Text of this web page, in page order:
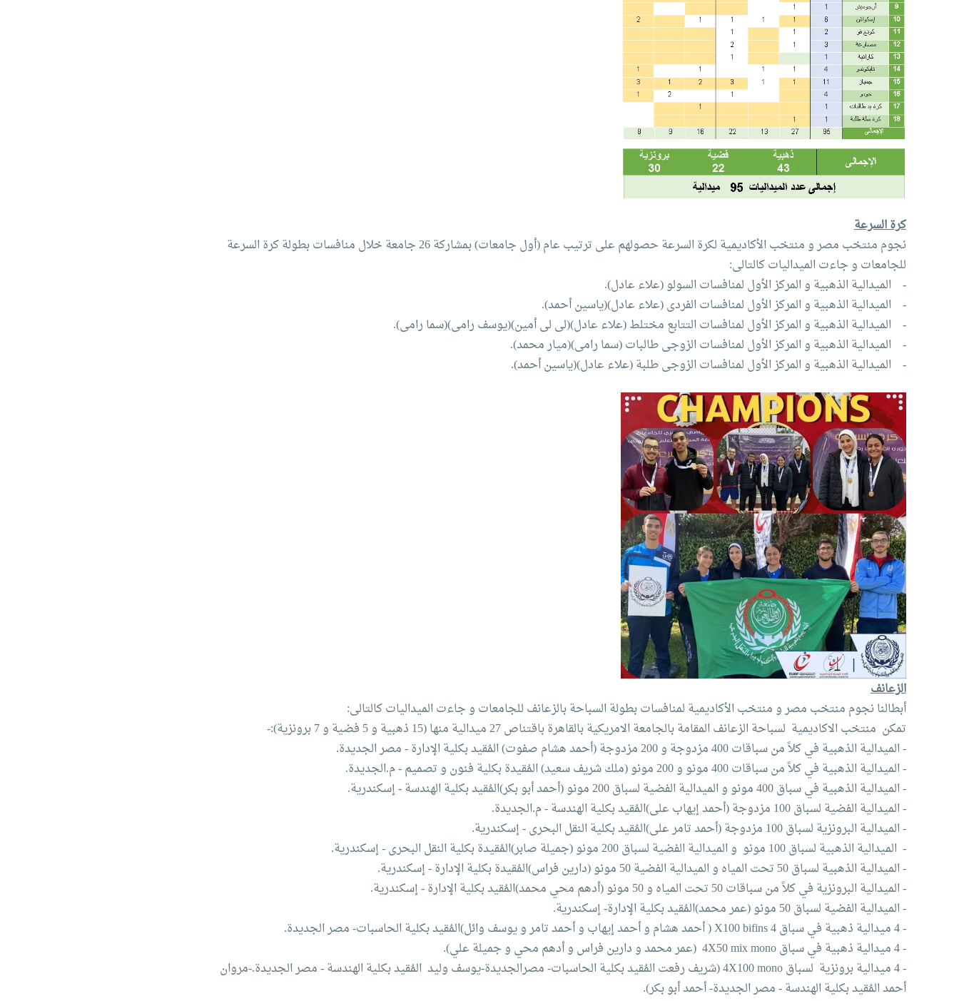
كرة السرعة
نجوم منتخب مصر و منتخب الأكاديمية لكرة السرعة حصولهم على ترتيب عام (أول جامعات) بمشاركة 26 جامعة خلال منافسات بطولة كرة السرعة
للجامعات و جاءت الميداليات كالتالى:
- الميدالية الذهبية و المركز الأول لمنافسات السولو (علاء عادل).
- الميدالية الذهبية و المركز الأول لمنافسات الفردى (علاء عادل)(ياسين أحمد).
- الميدالية الذهبية و المركز الأول لمنافسات التتابع مختلط (علاء عادل)(لى لى أمين)(يوسف رامى)(سما رامى).
- الميدالية الذهبية و المركز الأول لمنافسات الزوجى طالبات (سما رامى)(ميار محمد).
- الميدالية الذهبية و المركز الأول لمنافسات الزوجى طلبة (علاء عادل)(ياسين أحمد).
الزعانف
أبطالنا نجوم منتخب مصر و منتخب الأكاديمية لمنافسات بطولة السباحة بالزعانف للجامعات و جاءت الميداليات كالتالى:
تمكن منتخب الاكاديمية لسباحة الزعانف المقامة بالجامعة الامريكية بالقاهرة باقتناص 27 ميدالية منها (15 ذهبية و 5 فضية و 7 برونزية):-
- الميدالية الذهبية في كلاً من سباقات 400 مزدوجة و 200 مزدوجة (أحمد هشام صفوت) المُقيد بكلية الإدارة - مصر الجديدة.
- الميدالية الذهبية في كلاً من سباقات 400 مونو و 200 مونو (ملك شريف سعيد) المُقيدة بكلية فنون و تصميم - م.الجديدة.
- الميدالية الذهبية في سباق 400 مونو و الميدالية الفضية لسباق 200 مونو (أحمد أبو بكر)المُقيد بكلية الهندسة - إسكندرية.
- الميدالية الفضية لسباق 100 مزدوجة (أحمد إيهاب على)المُقيد بكلية الهندسة - م.الجديدة.
- الميدالية البرونزية لسباق 100 مزدوجة (أحمد تامر على)المُقيد بكلية النقل البحرى - إسكندرية.
- الميدالية الذهبية لسباق 100 مونو و الميدالية الفضية لسباق 200 مونو (جميلة صابر)المُقيدة بكلية النقل البحرى - إسكندرية.
- الميدالية الذهبية لسباق 50 تحت المياه و الميدالية الفضية 50 مونو (دارين فراس)المُقيدة بكلية الإدارة - إسكندرية.
- الميدالية البرونزية في كلاً من سباقات 50 تحت المياه و 50 مونو (أدهم محي محمد)المُقيد بكلية الإدارة - إسكندرية.
- الميدالية الفضية لسباق 50 مونو (عمر محمد)المُقيد بكلية الإدارة- إسكندرية.
- 4 ميدالية ذهبية في سباق 4 X100 bifins ( أحمد هشام و أحمد إيهاب و أحمد تامر و يوسف وائل)المُقيد بكلية الحاسبات- مصر الجديدة.
- 4 ميدالية ذهبية في سباق 4X50 mix mono (عمر محمد و دارين فراس و أدهم محي و جميلة علي).
- 4 ميدالية برونزية لسباق 4X100 mono (شريف رفعت المُقيد بكلية الحاسبات- مصرالجديدة-يوسف وليد المُقيد بكلية الهندسة - مصر الجديدة.-مروان
أحمد المُقيد بكلية الهندسة - مصر الجديدة- أحمد أبو بكر).